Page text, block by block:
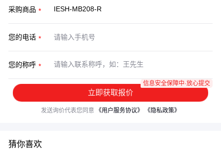
采购商品
您的电话
您的称呼
立即获取报价
信息安全保障中·放心提交
发送询价代表您同意 《用户服务协议》 《隐私政策》
猜你喜欢